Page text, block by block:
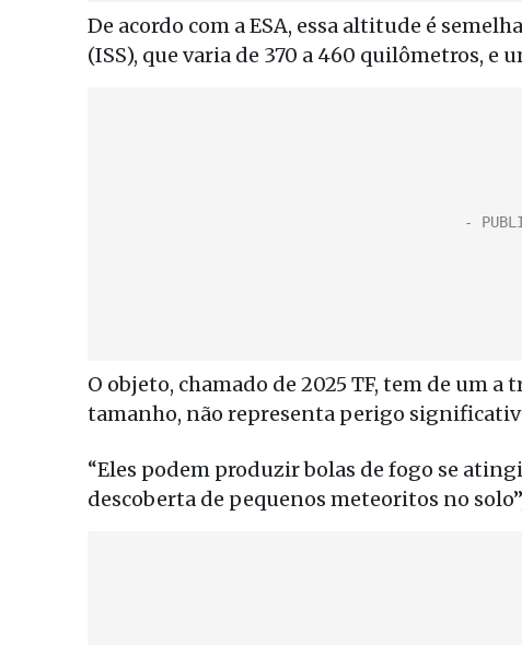
De acordo com a ESA, essa altitude é
(ISS), que varia de 370 a 460 quilômetros, e
O objeto, chamado de 2025 TF, tem de um
tamanho, não representa perigo
“Eles podem produzir bolas de fogo se
descoberta de pequenos meteoritos no